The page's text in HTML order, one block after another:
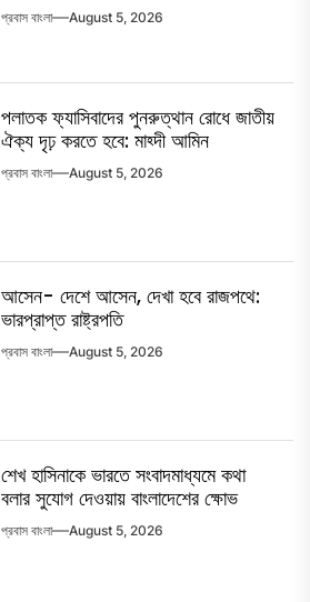
প্রবাস বাংলা August 5, 2026
পলাতক ফ্যাসিবাদের পুনরুত্থান রোধে জাতীয়
ঐক্য দৃঢ় করতে হবে: মাহ্দী আমিন
প্রবাস বাংলা August 5, 2026
আসেন- দেশে আসেন, দেখা হবে রাজপথে:
ভারপ্রাপ্ত রাষ্ট্রপতি
প্রবাস বাংলা August 5, 2026
শেখ হাসিনাকে ভারতে সংবাদমাধ্যমে কথা
বলার সুযোগ দেওয়ায় বাংলাদেশের ক্ষোভ
প্রবাস বাংলা August 5, 2026